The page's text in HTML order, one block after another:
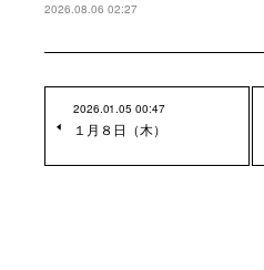
2026.08.06 02:27
2026.01.05 00:47
１月８日（木）